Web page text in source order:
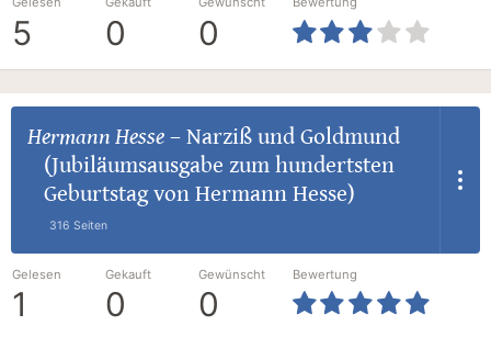
5 0 0
Hermann Hesse– Narziß und Goldmund
(Jubiläumsausgabe zum hundertsten
Geburtstag von Hermann Hesse)
316 Seiten
Gelesen
1
Gekauft
0
Gewünscht
0
Bewertung